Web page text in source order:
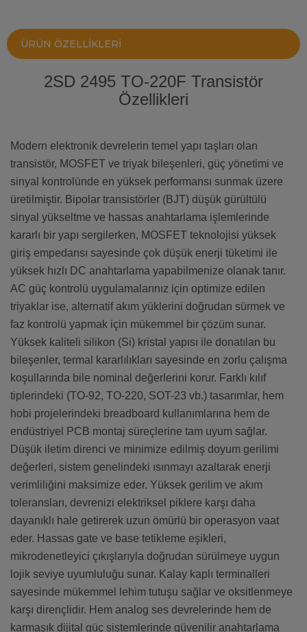
ÜRÜN ÖZELLIKLERI
2SD 2495 TO-220F Transistör
Özellikleri
Modern elektronik devrelerin temel yapı taşları olan
transistör, MOSFET ve triyak bileşenleri, güç yönetimi ve
sinyal kontrolünde en yüksek performansı sunmak üzere
üretilmiştir. Bipolar transistörler (BJT) düşük gürültülü
sinyal yükseltme ve hassas anahtarlama işlemlerinde
kararlı bir yapı sergilerken, MOSFET teknolojisi yüksek
giriş empedansı sayesinde çok düşük enerji tüketimi ile
yüksek hızlı DC anahtarlama yapabilmenize olanak tanır.
AC güç kontrolü uygulamalarınız için optimize edilen
triyaklar ise, alternatif akım yüklerini doğrudan sürmek ve
faz kontrolü yapmak için mükemmel bir çözüm sunar.
Yüksek kaliteli silikon (Si) kristal yapısı ile donatılan bu
bileşenler, termal kararlılıkları sayesinde en zorlu çalışma
koşullarında bile nominal değerlerini korur. Farklı kılıf
tiplerindeki (TO-92, TO-220, SOT-23 vb.) tasarımlar, hem
hobi projelerindeki breadboard kullanımlarına hem de
endüstriyel PCB montaj süreçlerine tam uyum sağlar.
Düşük iletim direnci ve minimize edilmiş doyum gerilimi
değerleri, sistem genelindeki ısınmayı azaltarak enerji
verimliliğini maksimize eder. Yüksek gerilim ve akım
toleransları, devrenizi elektriksel piklere karşı daha
dayanıklı hale getirerek uzun ömürlü bir operasyon vaat
eder. Hassas gate ve base tetikleme eşikleri,
mikrodenetleyici çıkışlarıyla doğrudan sürülmeye uygun
lojik seviye uyumluluğu sunar. Kalay kaplı terminalleri
sayesinde mükemmel lehim tutuşu sağlar ve oksitlenmeye
karşı dirençlidir. Hem analog ses devrelerinde hem de
karmaşık dijital güç sistemlerinde güvenilir anahtarlama